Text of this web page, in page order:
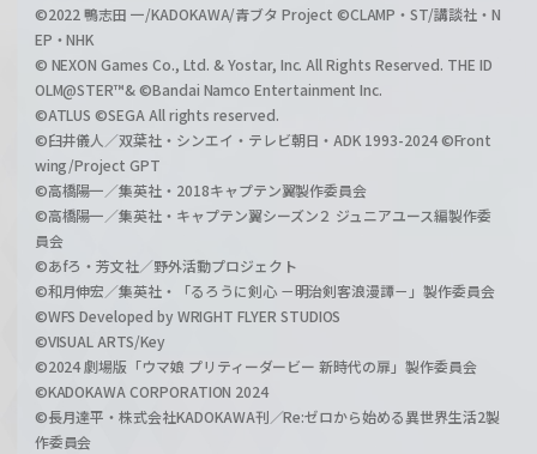
©2022 鴨志田 一/KADOKAWA/青ブタ Project ©CLAMP・ST/講談社・N
EP・NHK
© NEXON Games Co., Ltd. & Yostar, Inc. All Rights Reserved. THE ID
OLM@STER™& ©Bandai Namco Entertainment Inc.
©ATLUS ©SEGA All rights reserved.
©臼井儀人／双葉社・シンエイ・テレビ朝日・ADK 1993-2024 ©Front
wing/Project GPT
©高橋陽一／集英社・2018キャプテン翼製作委員会
©高橋陽一／集英社・キャプテン翼シーズン２ ジュニアユース編製作委
員会
©あfろ・芳文社／野外活動プロジェクト
©和月伸宏／集英社・「るろうに剣心 －明治剣客浪漫譚－」製作委員会
©WFS Developed by WRIGHT FLYER STUDIOS
©VISUAL ARTS/Key
©2024 劇場版「ウマ娘 プリティーダービー 新時代の扉」製作委員会
©KADOKAWA CORPORATION 2024
©長月達平・株式会社KADOKAWA刊／Re:ゼロから始める異世界生活2製
作委員会